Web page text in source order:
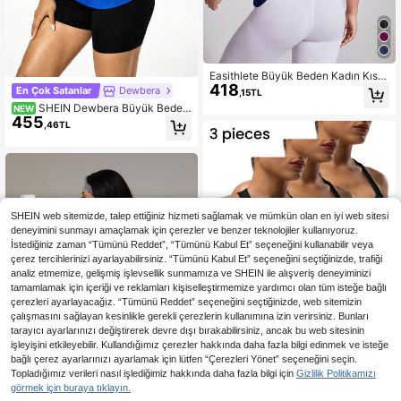
En Çok Satanlar Dewbera
NEW SHEIN Dewbera Büyük Beden
Kadın Düz Renk Straplez Kruvaze
Kısa Kollu Spor Tişört, Yaz Stili
455 ,46TL
Easithlete Büyük Beden Kadın Kısa
Kollu Spor Tişört, Arkada Yırtmaçlı E
tek Uçlu
418 ,15TL
SHEIN web sitemizde, talep ettiğiniz hizmeti sağlamak ve mümkün olan en iyi web sitesi
deneyimini sunmayı amaçlamak için çerezler ve benzer teknolojiler kullanıyoruz.
İstediğiniz zaman “Tümünü Reddet”, “Tümünü Kabul Et” seçeneğini kullanabilir veya
çerez tercihlerinizi ayarlayabilirsiniz. “Tümünü Kabul Et” seçeneğini seçtiğinizde, trafiği
analiz etmemize, gelişmiş işlevsellik sunmamıza ve SHEIN ile alışveriş deneyiminizi
tamamlamak için içeriği ve reklamları kişiselleştirmemize yardımcı olan tüm isteğe bağlı
çerezleri ayarlayacağız. “Tümünü Reddet” seçeneğini seçtiğinizde, web sitemizin
çalışmasını sağlayan kesinlikle gerekli çerezlerin kullanımına izin verirsiniz. Bunları
tarayıcı ayarlarınızı değiştirerek devre dışı bırakabilirsiniz, ancak bu web sitesinin
işleyişini etkileyebilir. Kullandığımız çerezler hakkında daha fazla bilgi edinmek ve isteğe
bağlı çerez ayarlarınızı ayarlamak için lütfen “Çerezleri Yönet” seçeneğini seçin.
Topladığımız verileri nasıl işlediğimiz hakkında daha fazla bilgi için Gizlilik Politikamızı
görmek için buraya tıklayın.